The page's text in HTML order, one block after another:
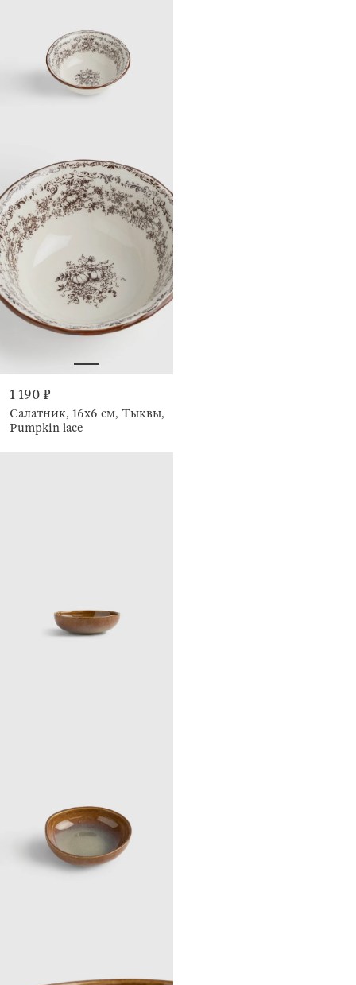
1 190 ₽
Салатник, 16х6 см, Тыквы,
Pumpkin lace